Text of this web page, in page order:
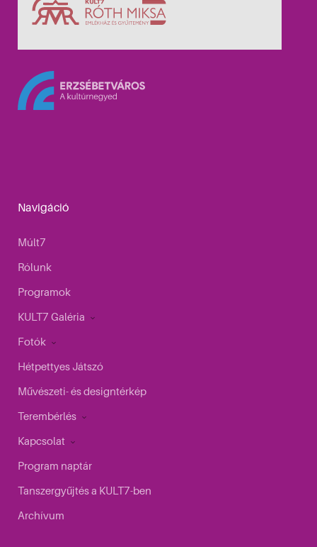
Navigáció
Múlt7
Rólunk
Programok
KULT7 Galéria
Fotók
Hétpettyes Játszó
Művészeti- és designtérkép
Terembérlés
Kapcsolat
Program naptár
Tanszergyűjtés a KULT7-ben
Archívum